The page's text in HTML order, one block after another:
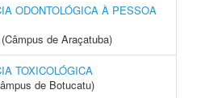
ODONTOLÓGICA À PESSOA
de Araçatuba)
TOXICOLÓGICA
de Botucatu)